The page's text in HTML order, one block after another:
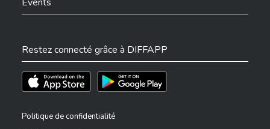
Restez connecté grâce à DIFFAPP
Téléchargez l'app sur l'App StoreTéléchargez l'app sur Play Store
Politique de confidentialité